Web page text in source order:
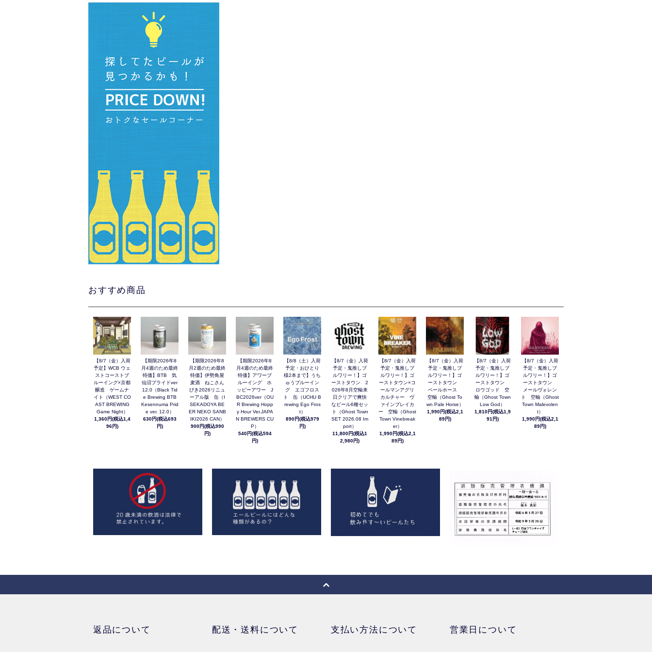
おすすめ商品
【8/7（金）入荷
予定】WCB ウェ
ストコーストブ
ルーイング×京都
醸造 ゲームナ
イト（WEST CO
AST BREWING
Game Night）
1,360円(税込1,4
96円)
【期限2026年8
月4週のため最終
特価】BTB 気
仙沼プライドver
12.0（Black Tid
e Brewing BTB
Kesennuma Prid
e ver. 12.0）
630円(税込693
円)
【期限2026年8
月2週のため最終
特価】伊勢角屋
麦酒 ねこさん
びき2026リニュ
ーアル版 缶（I
SEKADOYA BE
ER NEKO SANB
IKI2026 CAN）
900円(税込990
円)
【期限2026年8
月4週のため最終
特価】アワーブ
ルーイング ホ
ッピーアワー J
BC2026ver（OU
R Brewing Hopp
y Hour Ver.JAPA
N BREWERS CU
P）
540円(税込594
円)
【8/8（土）入荷
予定・おひとり
様2本まで】うち
ゅうブルーイン
グ エゴフロス
ト 缶（UCHU B
rewing Ego Fros
t）
890円(税込979
円)
【8/7（金）入荷
予定・鬼推しブ
ルワリー！】ゴ
ーストタウン 2
026年8月空輸来
日クリアで爽快
なビール6種セッ
ト（Ghost Town
SET 2026.08 Im
port）
11,800円(税込1
2,980円)
【8/7（金）入荷
予定・鬼推しブ
ルワリー！】ゴ
ーストタウン×コ
ールマンアグリ
カルチャー ヴ
ァインブレイカ
ー 空輸（Ghost
Town Vinebreak
er）
1,990円(税込2,1
89円)
【8/7（金）入荷
予定・鬼推しブ
ルワリー！】ゴ
ーストタウン
ペールホース
空輸（Ghost To
wn Pale Horse）
1,990円(税込2,1
89円)
【8/7（金）入荷
予定・鬼推しブ
ルワリー！】ゴ
ーストタウン
ロウゴッド 空
輸（Ghost Town
Low God）
1,810円(税込1,9
91円)
【8/7（金）入荷
予定・鬼推しブ
ルワリー！】ゴ
ーストタウン
メールヴォレン
ト 空輸（Ghost
Town Malevolen
t）
1,990円(税込2,1
89円)
返品について 配送・送料について 支払い方法について 営業日について